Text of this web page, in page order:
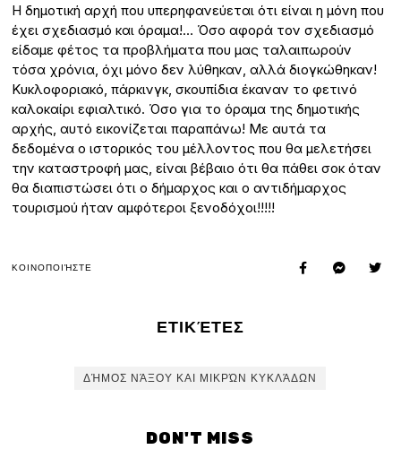
Η δημοτική αρχή που υπερηφανεύεται ότι είναι η μόνη που
έχει σχεδιασμό και όραμα!… Όσο αφορά τον σχεδιασμό
είδαμε φέτος τα προβλήματα που μας ταλαιπωρούν
τόσα χρόνια, όχι μόνο δεν λύθηκαν, αλλά διογκώθηκαν!
Κυκλοφοριακό, πάρκινγκ, σκουπίδια έκαναν το φετινό
καλοκαίρι εφιαλτικό. Όσο για το όραμα της δημοτικής
αρχής, αυτό εικονίζεται παραπάνω! Με αυτά τα
δεδομένα ο ιστορικός του μέλλοντος που θα μελετήσει
την καταστροφή μας, είναι βέβαιο ότι θα πάθει σοκ όταν
θα διαπιστώσει ότι ο δήμαρχος και ο αντιδήμαρχος
τουρισμού ήταν αμφότεροι ξενοδόχοι!!!!!
ΚΟΙΝΟΠΟΙΉΣΤΕ
ΕΤΙΚΈΤΕΣ
ΔΉΜΟΣ ΝΆΞΟΥ ΚΑΙ ΜΙΚΡΏΝ ΚΥΚΛΆΔΩΝ
DON'T MISS